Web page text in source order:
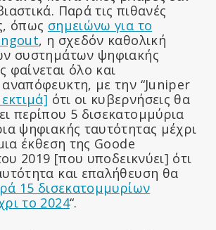
Παρά τις πιθανές
όπως σημειώνω για το
, η σχεδόν καθολική
συστημάτων ψηφιακής
φαίνεται όλο και
με την “Juniper
ότι οι κυβερνήσεις θα
περίπου 5 δισεκατομμύρια
ψηφιακής ταυτότητας μέχρι
έκθεση της Goode
2019 [που υποδεικνύει] ότι
και επαλήθευση θα
15 δισεκατομμυρίων
το 2024“.